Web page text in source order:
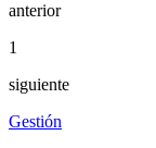
anterior
1
siguiente
Gestión